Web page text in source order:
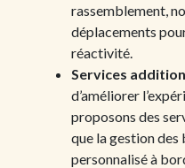
rassemblement,
déplacements
réactivité.
Services
d’améliorer
proposons des
que la gestion des
personnalisé à